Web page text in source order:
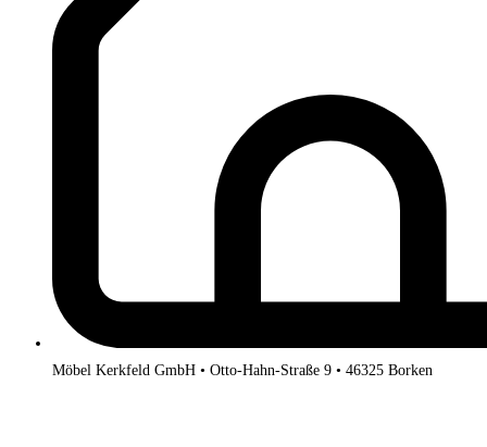
Möbel Kerkfeld GmbH • Otto-Hahn-Straße 9 • 46325 Borken